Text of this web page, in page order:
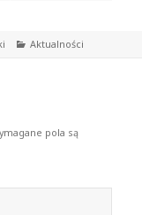
Kategorie
Aktualności
pola są